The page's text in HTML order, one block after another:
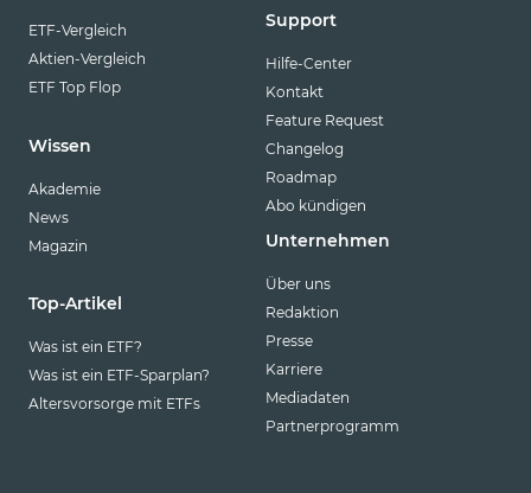
ETF-Vergleich
Aktien-Vergleich
ETF Top Flop
Wissen
Akademie
News
Magazin
Top-Artikel
Was ist ein ETF?
Was ist ein ETF-Sparplan?
Altersvorsorge mit ETFs
Support
Hilfe-Center
Kontakt
Feature Request
Changelog
Roadmap
Abo kündigen
Unternehmen
Über uns
Redaktion
Presse
Karriere
Mediadaten
Partnerprogramm